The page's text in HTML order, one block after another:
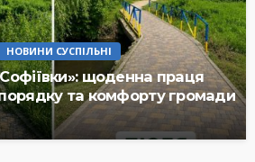
НОВИНИ СУСПІЛЬНІ
щоденна праця
та комфорту громади